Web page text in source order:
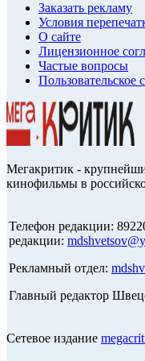
Заказать рекламу
Условия
О сайте
Лицензионное
Частые вопросы
Пользовательское
Мегакритик -
кинофильмы в
Телефон редакции:
редакции:
Рекламный отдел:
Главный редактор
Сетевое издание